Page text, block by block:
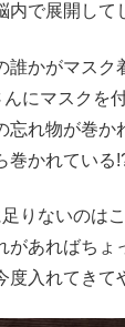
内で展開して
誰かがマスク
にマスクを
忘れ物が巻か
巻かれている!?
りないのは
があればち
度入れてきて